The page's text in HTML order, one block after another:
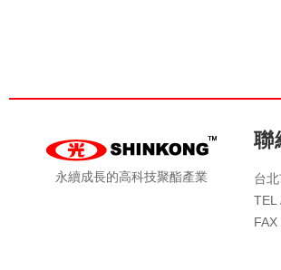
永續成長的高科技聚酯產業
聯
台
TEL